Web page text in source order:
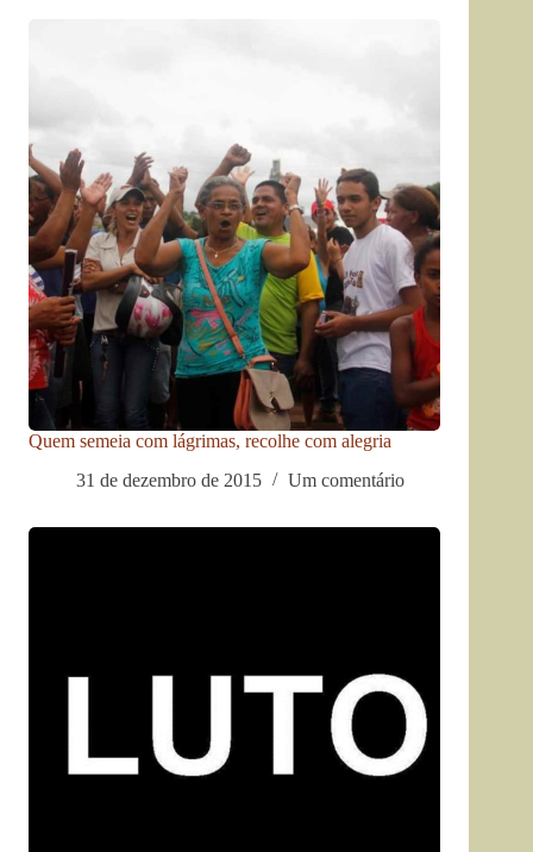
Quem semeia com lágrimas, recolhe com alegria
31 de dezembro de 2015
Um comentário